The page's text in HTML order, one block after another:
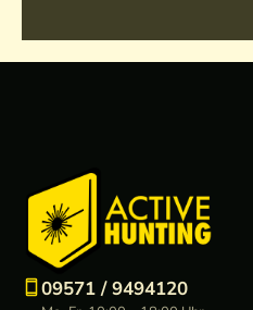
09571 / 9494120